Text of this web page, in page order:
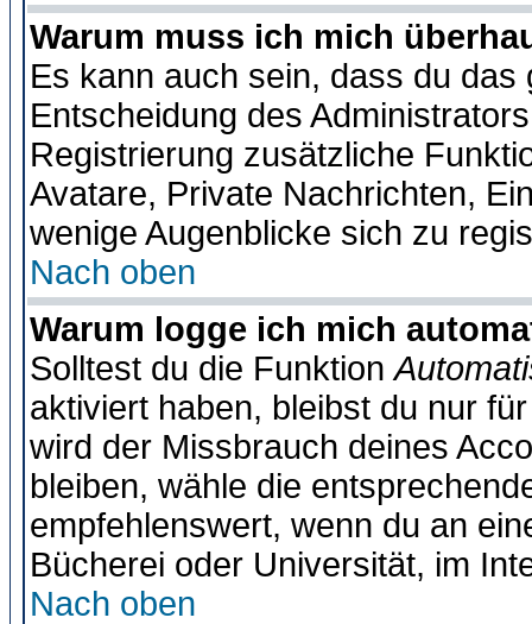
Warum muss ich mich
Es kann auch sein, dass du
Entscheidung des
Registrierung zusätzliche
Avatare, Private Nachrichten,
wenige Augenblicke sich zu
Nach oben
Warum logge ich mich
Solltest du die Funktion
aktiviert haben, bleibst du nur
wird der Missbrauch deines
bleiben, wähle die
empfehlenswert, wenn du an
Bücherei oder Universität, im
Nach oben